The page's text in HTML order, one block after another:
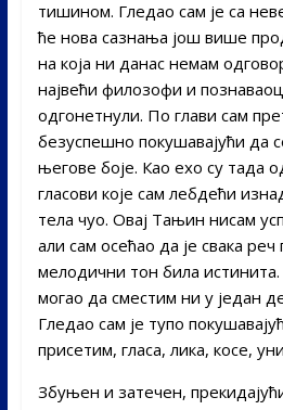
тишином. Гледао сам је са
ће нова сазнања још више
на која ни данас немам
највећи филозофи и
одгонетнули. По глави сам
безуспешно покушавајући да
његове боје. Као ехо су тада
гласови које сам лебдећи
тела чуо. Овај Тањин нисам
али сам осећао да је свака реч
мелодични тон била
могао да сместим ни у један
Гледао сам је тупо
присетим, гласа, лика, косе,
Збуњен и затечен,